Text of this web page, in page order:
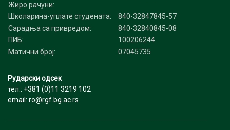
Жиро рачуни:
Школарина-уплате студената:
840-32847845-57
Сарадња са привредом:
840-32840845-08
ПИБ:
100206244
Матични број:
07045735
Рударски одсек
тел.: +381 (0)11 3219 102
email: ro@rgf.bg.ac.rs